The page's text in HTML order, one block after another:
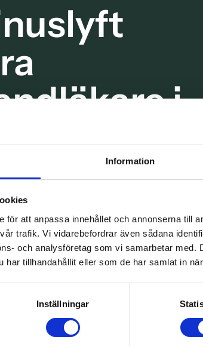
Information
för att anpassa innehållet och annonserna till
trafik. Vi vidarebefordrar även sådana
och analysföretag som vi samarbetar med.
har tillhandahållit eller som de har samlat in
Inställningar
i
insatt implantat! Eftersom
där implantatet skall sättas.
Benuppbyggnad i Malmö